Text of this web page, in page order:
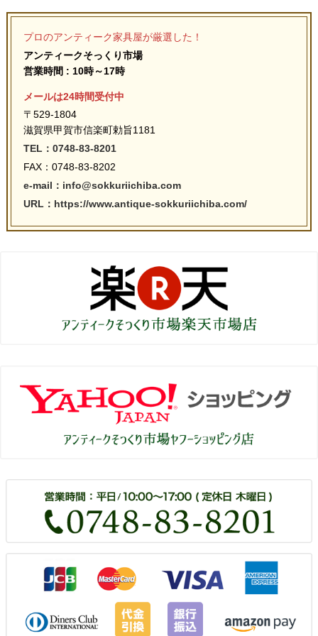
プロのアンティーク家具屋が厳選した！
アンティークそっくり市場
営業時間 : 10時～17時
メールは24時間受付中
〒529-1804
滋賀県甲賀市信楽町勅旨1181
TEL：0748-83-8201
FAX：0748-83-8202
e-mail：info@sokkuriichiba.com
URL：https://www.antique-sokkuriichiba.com/